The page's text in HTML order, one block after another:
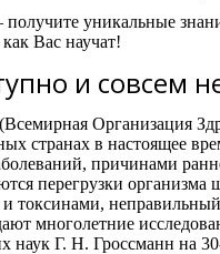
уникальные
Вас научат!
и совсем
Организация
странах в настоящее
причинами
перегрузки организма
токсинами,
многолетние
наук Г. Н. Гроссманн на